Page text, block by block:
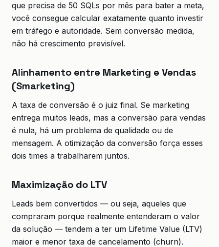
que precisa de 50 SQLs por mês para bater a meta,
você consegue calcular exatamente quanto investir
em tráfego e autoridade. Sem conversão medida,
não há crescimento previsível.
Alinhamento entre Marketing e Vendas
(Smarketing)
A taxa de conversão é o juiz final. Se marketing
entrega muitos leads, mas a conversão para vendas
é nula, há um problema de qualidade ou de
mensagem. A otimização da conversão força esses
dois times a trabalharem juntos.
Maximização do LTV
Leads bem convertidos — ou seja, aqueles que
compraram porque realmente entenderam o valor
da solução — tendem a ter um Lifetime Value (LTV)
maior e menor taxa de cancelamento (churn).